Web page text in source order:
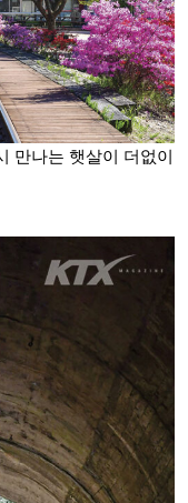
만나는 햇살이 더없이